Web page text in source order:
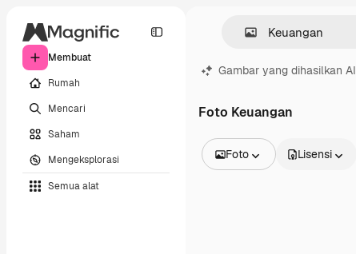
Membuat
Rumah
Mencari
Saham
Mengeksplorasi
Semua alat
Gambar yang dihasilkan AI
Foto Keuangan
Foto Lisensi